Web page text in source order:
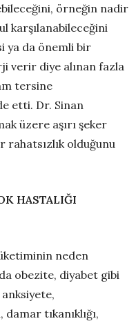
örneğin nadir
karşılanabileceğini
ya da önemli bir
verir diye alınan fazla
tersine
etti. Dr. Sinan
üzere aşırı şeker
olduğunu
HASTALIĞI
neden
obezite, diyabet gibi
tıkanıklığı,